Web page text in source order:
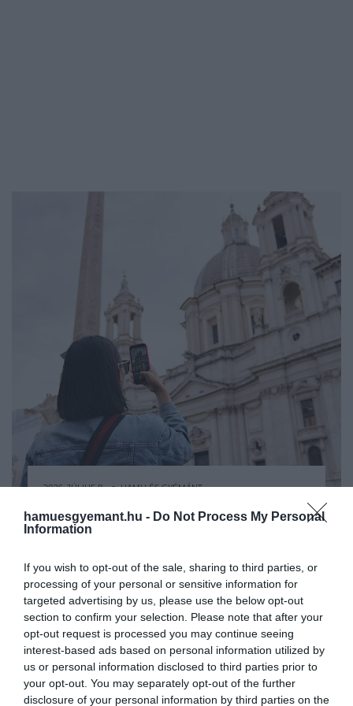
hamuesgyemant.hu - Do Not Process My Personal
Information
If you wish to opt-out of the sale, sharing to third parties, or
processing of your personal or sensitive information for
targeted advertising by us, please use the below opt-out
section to confirm your selection. Please note that after your
opt-out request is processed you may continue seeing
interest-based ads based on personal information utilized by
us or personal information disclosed to third parties prior to
your opt-out. You may separately opt-out of the further
disclosure of your personal information by third parties on the
Úgy tűnik, 2026 rekordközeli év lehet az
nőtt a regisztrált vendégek száma, a nyári
foglaltsági adatok pedig európai
összevetésben is kiemelkedőek. Bár a
legmagasabb foglaltságot több északi
régió érte el, a…
2026. JÚLIUS 8. ● HAMU ÉS GYÉMÁNT
Olaszország letarolta Európát:
ezek a turisták kedvenc…
HAMU ÉS GYÉMÁNT